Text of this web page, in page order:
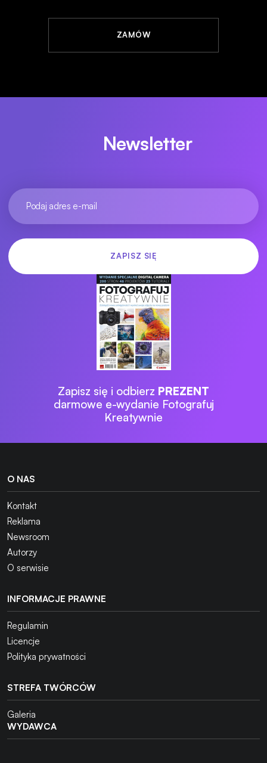
ZAMÓW
Newsletter
Zapisz się i odbierz PREZENT
darmowe e-wydanie Fotografuj
Kreatywnie
O NAS
Kontakt
Reklama
Newsroom
Autorzy
O serwisie
INFORMACJE PRAWNE
Regulamin
Licencje
Polityka prywatności
STREFA TWÓRCÓW
Galeria
WYDAWCA